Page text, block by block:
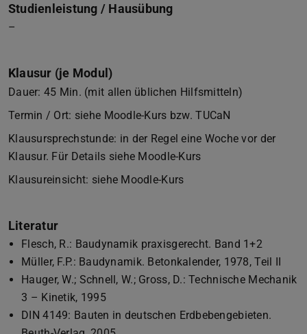
Studienleistung / Hausübung
–
Klausur (je Modul)
Dauer: 45 Min. (mit allen üblichen Hilfsmitteln)
Termin / Ort: siehe Moodle-Kurs bzw. TUCaN
Klausursprechstunde: in der Regel eine Woche vor der
Klausur. Für Details siehe Moodle-Kurs
Klausureinsicht: siehe Moodle-Kurs
Literatur
Flesch, R.: Baudynamik praxisgerecht. Band 1+2
Müller, F.P.: Baudynamik. Betonkalender, 1978, Teil II
Hauger, W.; Schnell, W.; Gross, D.: Technische Mechanik
3 – Kinetik, 1995
DIN 4149: Bauten in deutschen Erdbebengebieten.